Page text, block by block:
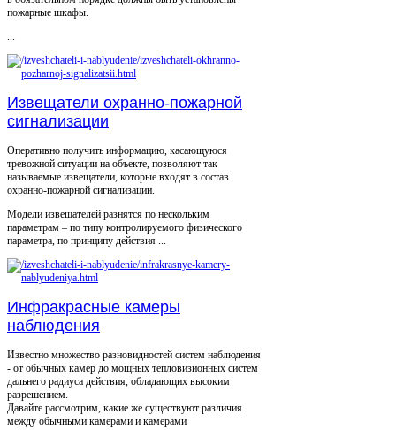
пожарные шкафы.
...
Извещатели охранно-пожарной
сигнализации
Оперативно получить информацию, касающуюся
тревожной ситуации на объекте, позволяют так
называемые извещатели, которые входят в состав
охранно-пожарной сигнализации.
Модели извещателей разнятся по нескольким
параметрам – по типу контролируемого физического
параметра, по принципу действия ...
Инфракрасные камеры
наблюдения
Известно множество разновидностей систем наблюдения
- от обычных камер до мощных тепловизионных систем
дальнего радиуса действия, обладающих высоким
разрешением.
Давайте рассмотрим, какие же существуют различия
между обычными камерами и камерами